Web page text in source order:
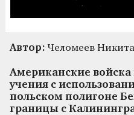
Автор: Челомеев Никита
Американские войска
учения с
польском полигоне
границы с